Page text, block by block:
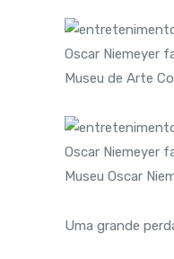
Museu de Arte
Museu Oscar
Uma grande